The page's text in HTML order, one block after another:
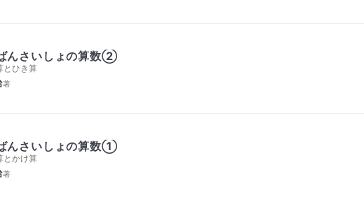
んさいしょの算数②
とひき算
著
んさいしょの算数①
とかけ算
著